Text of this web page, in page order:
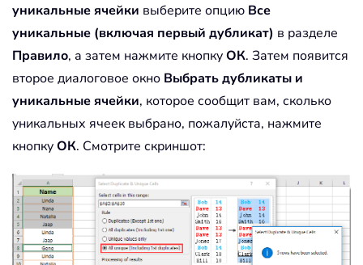
уникальные ячейки выберите опцию Все
уникальные (включая первый дубликат) в разделе
Правило, а затем нажмите кнопкуОК. Затем появится
второе диалоговое окно Выбрать дубликаты и
уникальные ячейки, которое сообщит вам, сколько
уникальных ячеек выбрано, пожалуйста, нажмите
кнопкуОК. Смотрите скриншот: